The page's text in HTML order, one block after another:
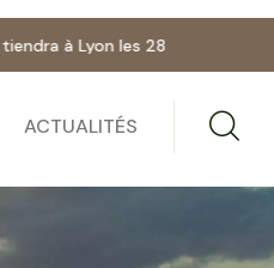
prochains !
ACTUALITÉS